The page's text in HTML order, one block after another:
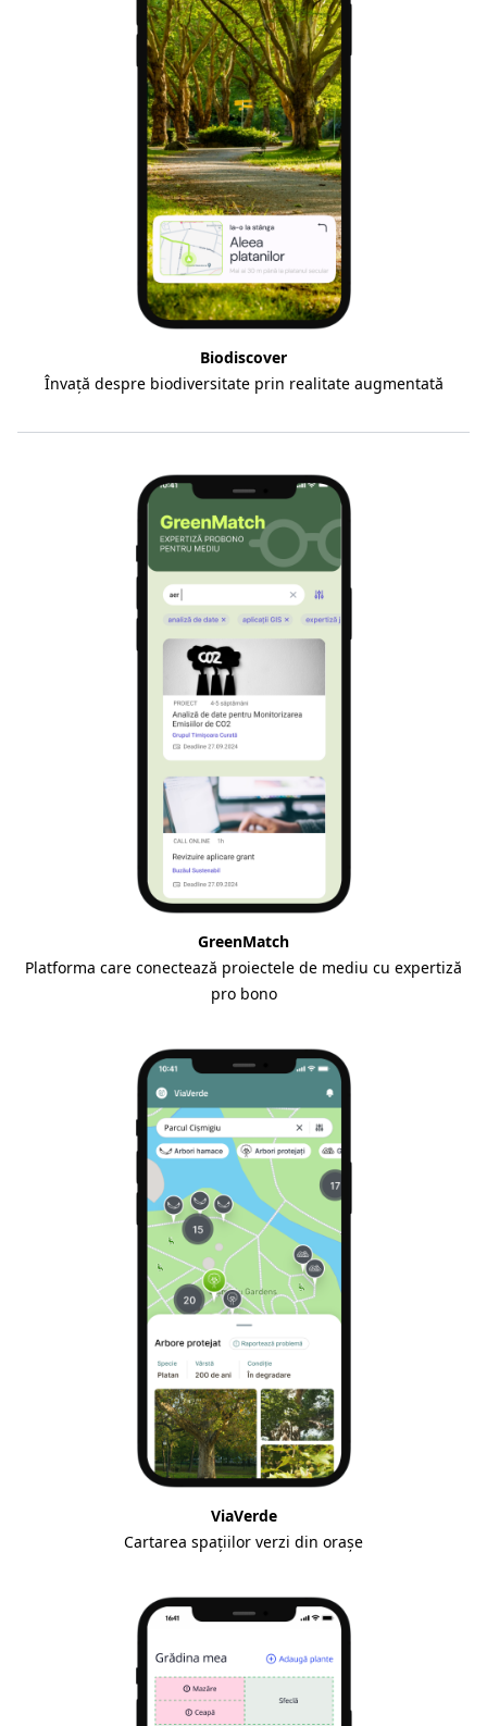
Biodiscover
Învață despre biodiversitate prin realitate augmentată
GreenMatch
Platforma care conectează proiectele de mediu cu expertiză
pro bono
ViaVerde
Cartarea spațiilor verzi din orașe